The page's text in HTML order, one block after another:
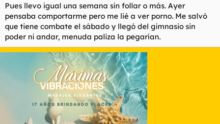
Pues llevo igual una semana sin follar o más. Ayer
pensaba comportarme pero me lié a ver porno. Me salvó
que tiene combate el sábado y llegó del gimnasio sin
poder ni andar, menuda paliza la pegarían.